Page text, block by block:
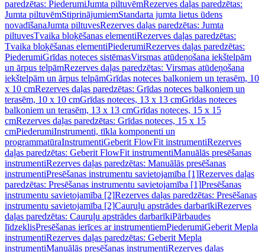
paredzētas: PiederumiJumta piltuvēmRezerves daļas paredzētas:
Jumta piltuvēmStiprinājumiemStandarta jumta lietus ūdens
novadīšanaJumta piltuvesRezerves daļas paredzētas: Jumta
piltuvesTvaika bloķēšanas elementiRezerves daļas paredzētas:
Tvaika bloķēšanas elementiPiederumiRezerves daļas paredzētas:
PiederumiGrīdas noteces sistēmasVirsmas atūdeņošana iekštelpām
un ārpus telpāmRezerves daļas paredzētas: Virsmas atūdeņošana
iekštelpām un ārpus telpāmGrīdas noteces balkoniem un terasēm, 10
x 10 cmRezerves daļas paredzētas: Grīdas noteces balkoniem un
terasēm, 10 x 10 cmGrīdas noteces, 13 x 13 cmGrīdas noteces
balkoniem un terasēm, 13 x 13 cmGrīdas noteces, 15 x 15
cmRezerves daļas paredzētas: Grīdas noteces, 15 x 15
cmPiederumiInstrumenti, tīkla komponenti un
programmatūraInstrumentiGeberit FlowFit instrumentiRezerves
daļas paredzētas: Geberit FlowFit instrumentiManuālās presēšanas
instrumentiRezerves daļas paredzētas: Manuālās presēšanas
instrumentiPresēšanas instrumentu savietojamība [1]Rezerves daļas
paredzētas: Presēšanas instrumentu savietojamība [1]Presēšanas
instrumentu savietojamība [2]Rezerves daļas paredzētas: Presēšanas
instrumentu savietojamība [2]Cauruļu apstrādes darbarīkiRezerves
daļas paredzētas: Cauruļu apstrādes darbarīkiPārbaudes
līdzeklisPresēšanas ierīces ar instrumentiemPiederumiGeberit Mepla
instrumentiRezerves daļas paredzētas: Geberit Mepla
instrumentiManuālās presēšanas instrumentiRezerves daļas